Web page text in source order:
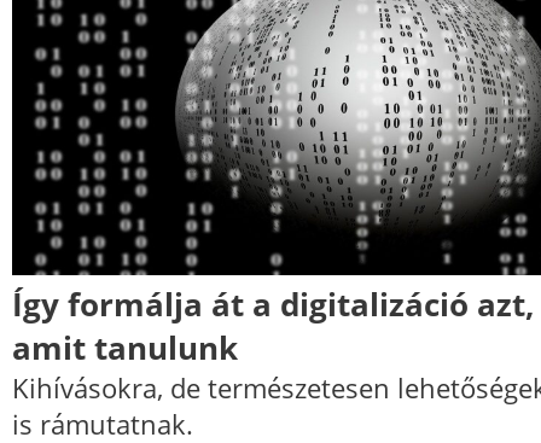
Így formálja át a digitalizáció azt,
amit tanulunk
Kihívásokra, de természetesen
is rámutatnak.